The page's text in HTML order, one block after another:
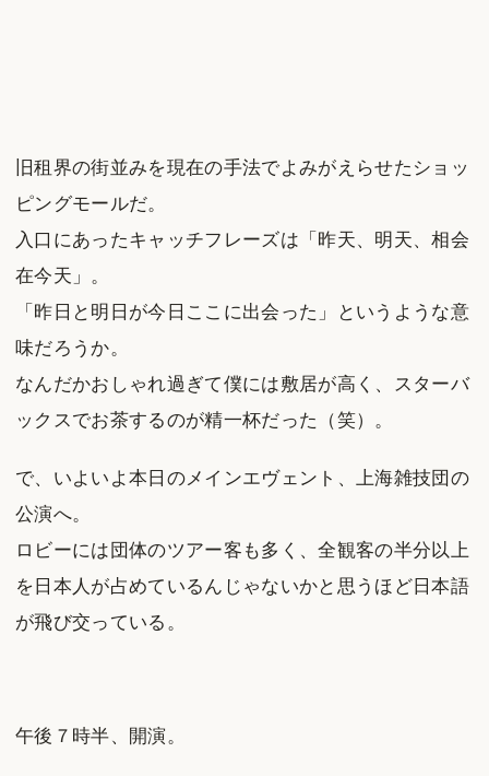
旧租界の街並みを現在の手法でよみがえらせたショッ
ピングモールだ。
入口にあったキャッチフレーズは「昨天、明天、相会
在今天」。
「昨日と明日が今日ここに出会った」というような意
味だろうか。
なんだかおしゃれ過ぎて僕には敷居が高く、スターバ
ックスでお茶するのが精一杯だった（笑）。
で、いよいよ本日のメインエヴェント、上海雑技団の
公演へ。
ロビーには団体のツアー客も多く、全観客の半分以上
を日本人が占めているんじゃないかと思うほど日本語
が飛び交っている。
午後７時半、開演。